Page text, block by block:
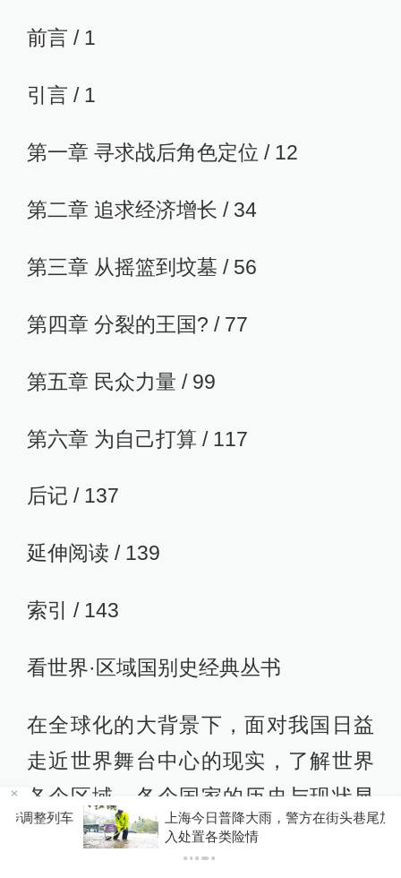
前言 / 1
引言 / 1
第一章 寻求战后角色定位 / 12
第二章 追求经济增长 / 34
第三章 从摇篮到坟墓 / 56
第四章 分裂的王国? / 77
第五章 民众力量 / 99
第六章 为自己打算 / 117
后记 / 137
延伸阅读 / 139
索引 / 143
看世界·区域国别史经典丛书
在全球化的大背景下，面对我国日益
走近世界舞台中心的现实，了解世界
各个区域、各个国家的历史与现状显
得尤为重要。东方出版中心精心策划
并推出了“看世界·区域国别史经典丛
上海今日普降大雨，警方在街头巷尾加大警力投
入处置各类险情